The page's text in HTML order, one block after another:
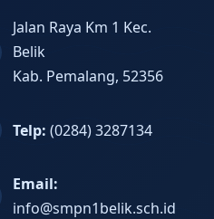
Jalan Raya Km 1 Kec.
Belik
Kab. Pemalang, 52356
Telp: (0284) 3287134
Email:
info@smpn1belik.sch.id